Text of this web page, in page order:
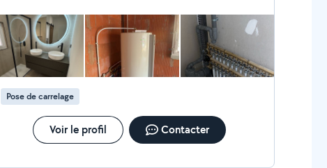
Pose de carrelage
Voir le profil Contacter